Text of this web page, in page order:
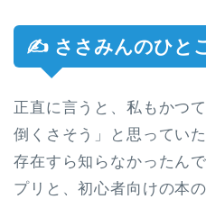
✍ ささみんのひと
正直に言うと、私もかつ
倒くさそう」と思ってい
存在すら知らなかったん
プリと、初心者向けの本